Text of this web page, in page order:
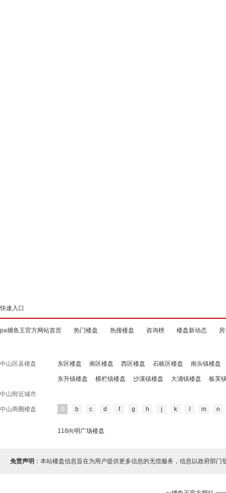
快速入口
pa捕鱼王官方网站首页 热门楼盘 热搜楼盘 咨询榜 楼盘新动态
中山区县楼盘 东区楼盘 南区楼盘 西区楼盘 石岐区楼盘 南头镇楼盘
东升镇楼盘 横栏镇楼盘 沙溪镇楼盘 大涌镇楼盘 板芙
中山附近城市
中山商圈楼盘 0 b c d f g h j k m n
118向明广场楼盘
免责声明 ：本站楼盘信息旨在为用户提供更多信息的无偿服务，信息以政府部门